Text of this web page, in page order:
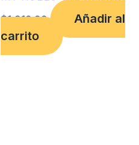
$1,910.00
Añadir al
carrito